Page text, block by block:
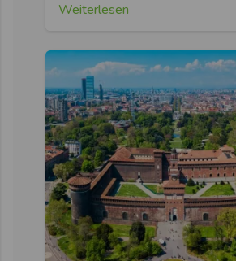
Weiterlesen